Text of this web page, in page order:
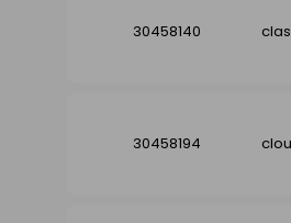
30458140
30458194